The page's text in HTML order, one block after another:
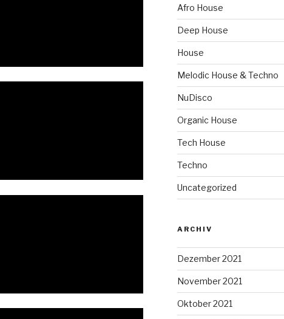
Afro House
Deep House
House
Melodic House & Techno
NuDisco
Organic House
Tech House
Techno
Uncategorized
ARCHIV
Dezember 2021
November 2021
Oktober 2021